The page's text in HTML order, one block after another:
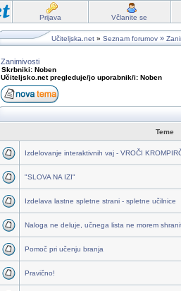
Prijava Včlanite se
Učiteljska.net » Seznam forumov »
Zanimivosti
Skrbniki: Noben
Učiteljsko.net pregleduje/jo uporabnik/i: Noben
Teme
Izdelovanje interaktivnih vaj - VROČI
"SLOVA NA IZI"
Izdelava lastne spletne strani - spletne učilnice
Naloga ne deluje, učnega lista ne morem
Pomoč pri učenju branja
Pravično!